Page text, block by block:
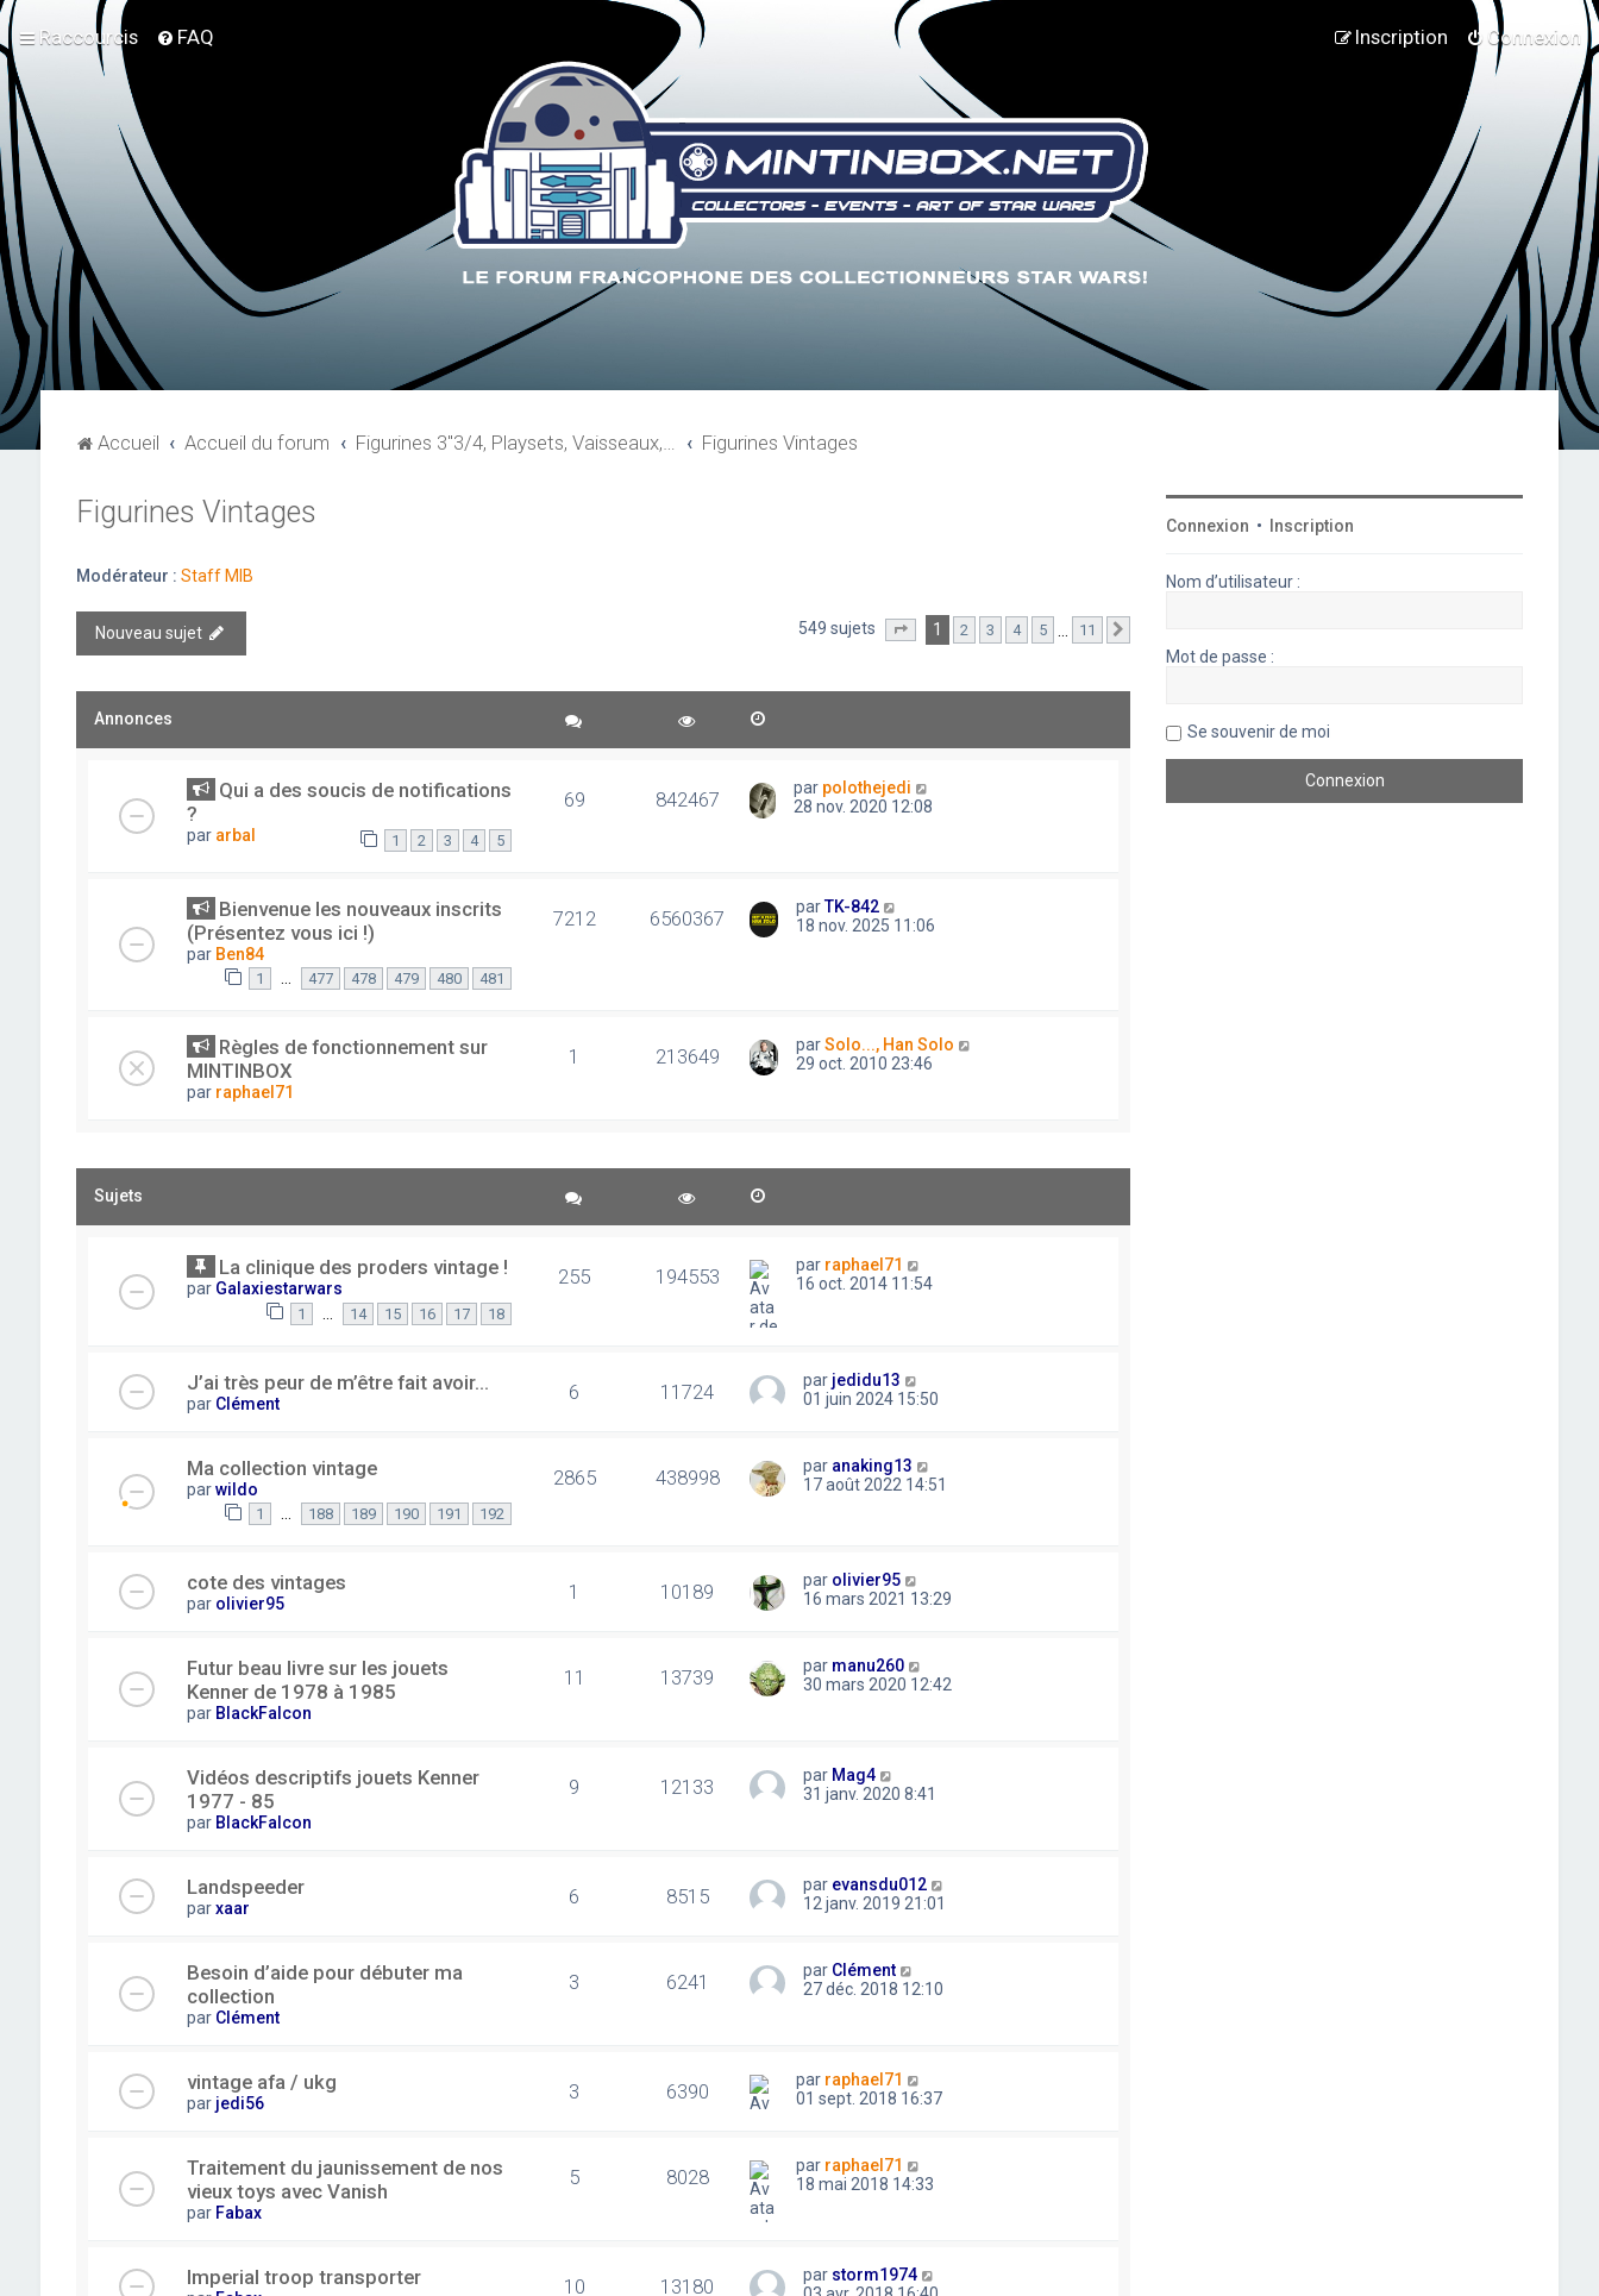
Raccourcis FAQ Connexion
Inscription
Accueil Accueil du forum Figurines 3"3/4, Playsets, Vaisseaux,… Figurines Vintages
Figurines Vintages
Modérateur : Staff MIB
Nouveau sujet 549 sujets Page sur 11
1 2 3 4 5 11
Annonces
Qui a des soucis de notifications
?
par arbal 1 2 3 4 5
69 842467 par polothejedi
28 nov. 2020 12:08
Bienvenue les nouveaux inscrits
(Présentez vous ici !)
par Ben84
1 … 477 478 479 480 481
7212 6560367 parTK-842
18 nov. 2025 11:06
Règles de fonctionnement sur
MINTINBOX
par raphael71
1 213649 parSolo..., Han Solo
29 oct. 2010 23:46
Sujets
La clinique des proders vintage !
par Galaxiestarwars
1 14 15 16 17 18
255 194553 par raphael71
16 oct. 2014 11:54
J’ai très peur de m’être fait avoir...
par Clément 6 11724 par jedidu13
01 juin 2024 15:50
Ma collection vintage
parwildo
1 188 189 190 191 192
2865 438998 par anaking13
17 août 2022 14:51
cote des vintages
par olivier95 1 10189 par olivier95
16 mars 2021 13:29
Futur beau livre sur les jouets
Kenner de 1978 à 1985
par BlackFalcon
11 13739 par manu260
30 mars 2020 12:42
Vidéos descriptifs jouets Kenner
1977 - 85
par BlackFalcon
9 12133 par Mag4
31 janv. 2020 8:41
Landspeeder
parxaar 6 8515 par evansdu012
12 janv. 2019 21:01
Besoin d’aide pour débuter ma
collection
par Clément
3 6241 par Clément
27 déc. 2018 12:10
vintage afa / ukg
par jedi56 3 6390 par raphael71
01 sept. 2018 16:37
Traitement du jaunissement de nos
vieux toys avec Vanish
par Fabax
5 8028 par raphael71
18 mai 2018 14:33
Imperial troop transporter 10 13180 par storm1974
Connexion • Inscription
Nom d’utilisateur :
Mot de passe :
Se souvenir de moi